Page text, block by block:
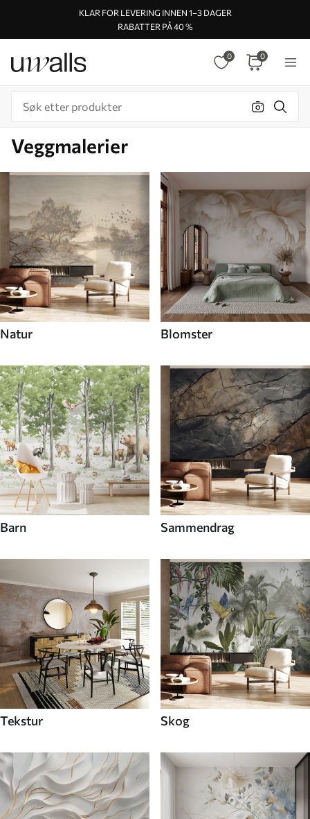
KLAR FOR LEVERING INNEN 1–3 DAGER
RABATTER PÅ 40 %
0 0
Veggmalerier
Natur Blomster
Barn Sammendrag
Tekstur Skog